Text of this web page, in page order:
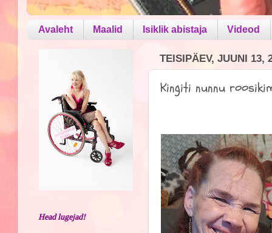
Avaleht Maalid Isiklik abistaja Videod
TEISIPÄEV, JUUNI 13,
Kingiti nunnu
Head lugejad!